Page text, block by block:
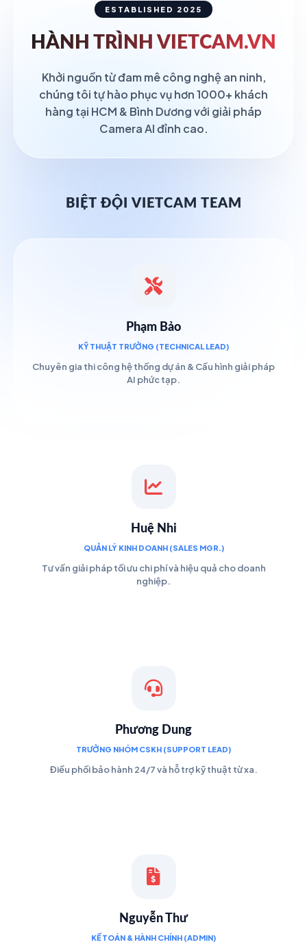
ESTABLISHED 2025
HÀNH TRÌNH VIETCAM.VN
Khởi nguồn từ đam mê công nghệ an ninh,
chúng tôi tự hào phục vụ hơn 1000+ khách
hàng tại HCM & Bình Dương với giải pháp
Camera AI đỉnh cao.
BIỆT ĐỘI VIETCAM TEAM
Phạm Bảo
KỸ THUẬT TRƯỞNG (TECHNICAL LEAD)
Chuyên gia thi công hệ thống dự án & Cấu hình giải pháp
AI phức tạp.
Huệ Nhi
QUẢN LÝ KINH DOANH (SALES MGR.)
Tư vấn giải pháp tối ưu chi phí và hiệu quả cho doanh
nghiệp.
Phương Dung
TRƯỞNG NHÓM CSKH (SUPPORT LEAD)
Điều phối bảo hành 24/7 và hỗ trợ kỹ thuật từ xa.
Nguyễn Thư
KẾ TOÁN & HÀNH CHÍNH (ADMIN)